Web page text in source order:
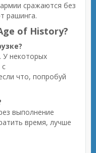
сражаются без
рашинга.
of History?
У некоторых
что, попробуй
выполнение
время, лучше